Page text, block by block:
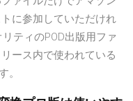
に参加していただけれ
ティのPOD出版用ファ
ース内で使われている
。